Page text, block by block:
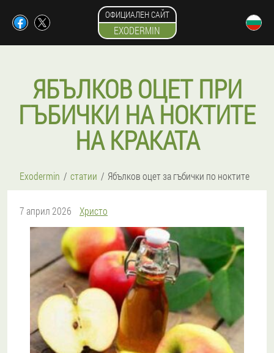
ОФИЦИАЛЕН САЙТ
EXODERMIN
ЯБЪЛКОВ ОЦЕТ ПРИ
ГЪБИЧКИ НА НОКТИТЕ
НА КРАКАТА
Exodermin статии Ябълков оцет за гъбички по ноктите
7 април 2026 Христо